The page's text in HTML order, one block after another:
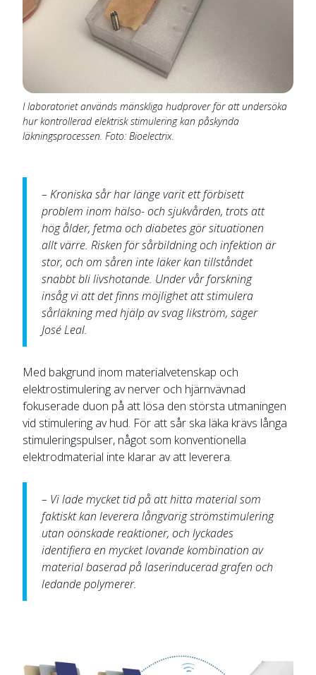
I laboratoriet används mänskliga hudprover för att undersöka
hur kontrollerad elektrisk stimulering kan påskynda
läkningsprocessen. Foto: Bioelectrix.
– Kroniska sår har länge varit ett förbisett
problem inom hälso- och sjukvården, trots att
hög ålder, fetma och diabetes gör situationen
allt värre. Risken för sårbildning och infektion är
stor, och om såren inte läker kan tillståndet
snabbt bli livshotande. Under vår forskning
insåg vi att det finns möjlighet att stimulera
sårläkning med hjälp av svag likström, säger
José Leal.
Med bakgrund inom materialvetenskap och
elektrostimulering av nerver och hjärnvävnad
fokuserade duon på att lösa den största utmaningen
vid stimulering av hud. För att sår ska läka krävs långa
stimuleringspulser, något som konventionella
elektrodmaterial inte klarar av att leverera.
– Vi lade mycket tid på att hitta material som
faktiskt kan leverera långvarig strömstimulering
utan oönskade reaktioner, och lyckades
identifiera en mycket lovande kombination av
material baserad på laserinducerad grafen och
ledande polymerer.